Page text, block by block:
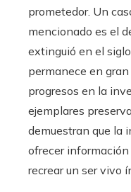
prometedor. Un
mencionado es el
extinguió en el
permanece en
progresos en la
ejemplares
demuestran que la
ofrecer
recrear un ser vivo